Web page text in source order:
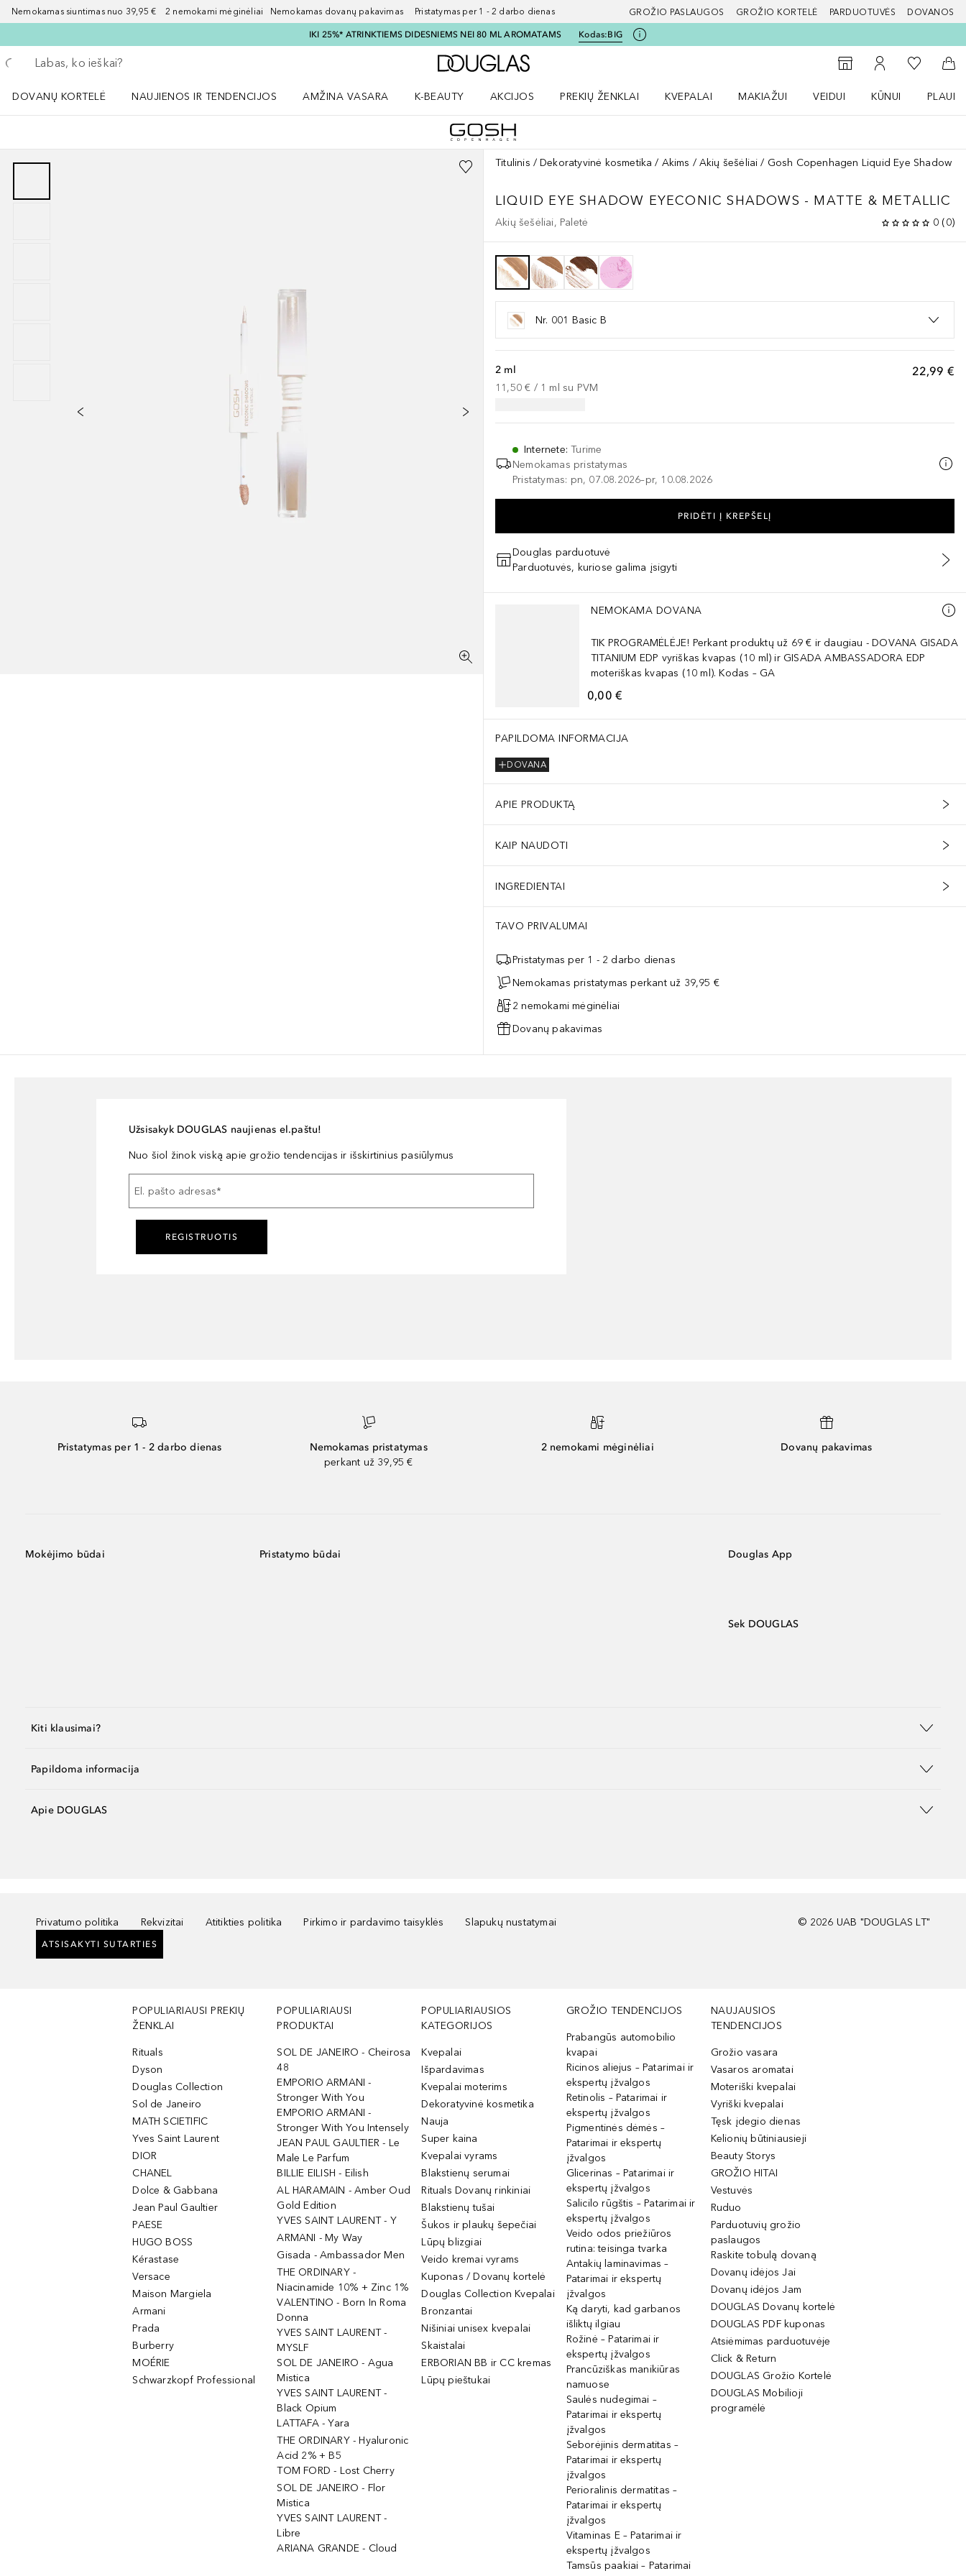
Nemokamas siuntimas nuo 39,95 € 2 nemokami mėginėliai Nemokamas dovanų pakavimas Pristatymas per 1 - 2 darbo dienas GROŽIO PASLAUGOS GROŽIO KORTELĖ PARDUOTUVĖS DOVANOS
IKI 25%* ATRINKTIEMS DIDESNIEMS NEI 80 ML AROMATAMS Kodas:BIG
Grįžk atgal
Vykdykite paiešką
Į Douglas pagrindinį puslapį
Į parduotuvių paiešką
Į mano paskyrą
Į mano
Į
DOVANŲ KORTELĖ
NAUJIENOS IR TENDENCIJOS
AMŽINA VASARA
K-BEAUTY
AKCIJOS
PREKIŲ ŽENKLAI
KVEPALAI
MAKIAŽUI
VEIDUI
KŪNUI
Titulinis Dekoratyvinė kosmetika Akims Akių šešėliai Gosh Copenhagen Liquid Eye Shadow
LIQUID EYE SHADOW EYECONIC SHADOWS - MATTE & METALLIC
Akių šešėliai, Paletė 0 (0)
Nr. 001 Basic B
22,99 €
2 ml
11,50 € / 1 ml su PVM
Internete:Turime
Nemokamas pristatymas
Pristatymas: pn, 07.08.2026–pr, 10.08.2026
PRIDĖTI Į KREPŠELĮ
Douglas parduotuvė
Parduotuvės, kuriose galima įsigyti
Praleisti slankiklį
NEMOKAMA DOVANA
TIK PROGRAMĖLĖJE! Perkant produktų už 69 € ir daugiau - DOVANA GISADA
TITANIUM EDP vyriškas kvapas (10 ml) ir GISADA AMBASSADORA EDP
moteriškas kvapas (10 ml). Kodas – GA
0,00 €
PAPILDOMA INFORMACIJA
DOVANA
APIE PRODUKTĄ
KAIP NAUDOTI
INGREDIENTAI
TAVO PRIVALUMAI
Pristatymas per 1 - 2 darbo dienas
Nemokamas pristatymas perkant už 39,95 €
2 nemokami mėginėliai
Dovanų pakavimas
Užsisakyk DOUGLAS naujienas el.paštu!
Nuo šiol žinok viską apie grožio tendencijas ir išskirtinius pasiūlymus
El. pašto adresas*
REGISTRUOTIS
Pristatymas per 1 - 2 darbo dienas
Nemokamas pristatymas
perkant už 39,95 €
2 nemokami mėginėliai Dovanų pakavimas
Mokėjimo būdai Pristatymo būdai Douglas App
Sek DOUGLAS
Kiti klausimai?
Papildoma informacija
Apie DOUGLAS
Privatumo politika Rekvizitai Atitikties politika Pirkimo ir pardavimo taisyklės Slapukų nustatymai
ATSISAKYTI SUTARTIES
© 2026 UAB "DOUGLAS LT"
POPULIARIAUSI PREKIŲ
ŽENKLAI
Rituals
Dyson
Douglas Collection
Sol de Janeiro
MATH SCIETIFIC
Yves Saint Laurent
DIOR
CHANEL
Dolce & Gabbana
Jean Paul Gaultier
PAESE
HUGO BOSS
Kérastase
Versace
Maison Margiela
Armani
Prada
Burberry
MOÉRIE
Schwarzkopf Professional
POPULIARIAUSI
PRODUKTAI
SOL DE JANEIRO - Cheirosa
48
EMPORIO ARMANI -
Stronger With You
EMPORIO ARMANI -
Stronger With You Intensely
JEAN PAUL GAULTIER - Le
Male Le Parfum
BILLIE EILISH - Eilish
AL HARAMAIN - Amber Oud
Gold Edition
YVES SAINT LAURENT - Y
ARMANI - My Way
Gisada - Ambassador Men
THE ORDINARY -
Niacinamide 10% + Zinc 1%
VALENTINO - Born In Roma
Donna
YVES SAINT LAURENT -
MYSLF
SOL DE JANEIRO - Agua
Mistica
YVES SAINT LAURENT -
Black Opium
LATTAFA - Yara
THE ORDINARY - Hyaluronic
Acid 2% + B5
TOM FORD - Lost Cherry
SOL DE JANEIRO - Flor
Mistica
YVES SAINT LAURENT -
Libre
ARIANA GRANDE - Cloud
POPULIARIAUSIOS
KATEGORIJOS
Kvepalai
Išpardavimas
Kvepalai moterims
Dekoratyvinė kosmetika
Nauja
Super kaina
Kvepalai vyrams
Blakstienų serumai
Rituals Dovanų rinkiniai
Blakstienų tušai
Šukos ir plaukų šepečiai
Lūpų blizgiai
Veido kremai vyrams
Kuponas / Dovanų kortelė
Douglas Collection Kvepalai
Bronzantai
Nišiniai unisex kvepalai
Skaistalai
ERBORIAN BB ir CC kremas
Lūpų pieštukai
GROŽIO TENDENCIJOS
Prabangūs automobilio
kvapai
Ricinos aliejus – Patarimai ir
ekspertų įžvalgos
Retinolis – Patarimai ir
ekspertų įžvalgos
Pigmentinės dėmės –
Patarimai ir ekspertų
įžvalgos
Glicerinas – Patarimai ir
ekspertų įžvalgos
Salicilo rūgštis – Patarimai ir
ekspertų įžvalgos
Veido odos priežiūros
rutina: teisinga tvarka
Antakių laminavimas –
Patarimai ir ekspertų
įžvalgos
Ką daryti, kad garbanos
išliktų ilgiau
Rožinė – Patarimai ir
ekspertų įžvalgos
Prancūziškas manikiūras
namuose
Saulės nudegimai –
Patarimai ir ekspertų
įžvalgos
Seborėjinis dermatitas –
Patarimai ir ekspertų
įžvalgos
Perioralinis dermatitas –
Patarimai ir ekspertų
įžvalgos
Vitaminas E – Patarimai ir
ekspertų įžvalgos
Tamsūs paakiai – Patarimai
NAUJAUSIOS
TENDENCIJOS
Grožio vasara
Vasaros aromatai
Moteriški kvepalai
Vyriški kvepalai
Tęsk įdegio dienas
Kelionių būtiniausieji
Beauty Storys
GROŽIO HITAI
Vestuvės
Ruduo
Parduotuvių grožio
paslaugos
Raskite tobulą dovaną
Dovanų idėjos Jai
Dovanų idėjos Jam
DOUGLAS Dovanų kortelė
DOUGLAS PDF kuponas
Atsiėmimas parduotuvėje
Click & Return
DOUGLAS Grožio Kortelė
DOUGLAS Mobilioji
programėlė